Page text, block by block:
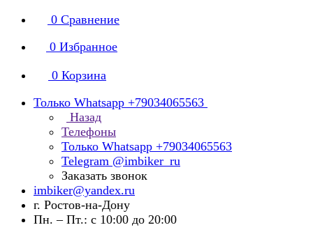
0 Сравнение
0 Избранное
0 Корзина
Только Whatsapp +79034065563
Назад
Телефоны
Только Whatsapp +79034065563
Telegram @imbiker_ru
Заказать звонок
imbiker@yandex.ru
г. Ростов-на-Дону
Пн. – Пт.: с 10:00 до 20:00